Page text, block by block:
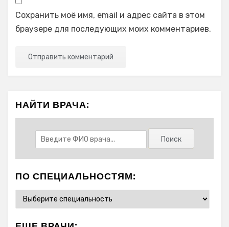
Сохранить моё имя, email и адрес сайта в этом
браузере для последующих моих комментариев.
НАЙТИ ВРАЧА:
ПО СПЕЦИАЛЬНОСТЯМ: